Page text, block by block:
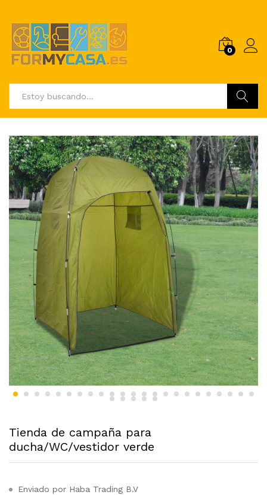
0
Tienda de campaña para
ducha/WC/vestidor verde
Enviado por Haba Trading B.V